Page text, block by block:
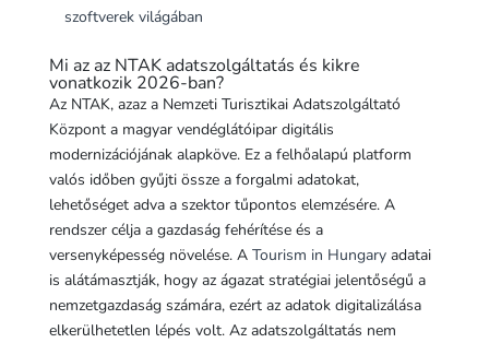
szoftverek világában
Mi az az NTAK adatszolgáltatás és kikre
vonatkozik 2026-ban?
Az NTAK, azaz a Nemzeti Turisztikai Adatszolgáltató
Központ a magyar vendéglátóipar digitális
modernizációjának alapköve. Ez a felhőalapú platform
valós időben gyűjti össze a forgalmi adatokat,
lehetőséget adva a szektor tűpontos elemzésére. A
rendszer célja a gazdaság fehérítése és a
versenyképesség növelése. A Tourism in Hungaryadatai
is alátámasztják, hogy az ágazat stratégiai jelentőségű a
nemzetgazdaság számára, ezért az adatok digitalizálása
elkerülhetetlen lépés volt. Az adatszolgáltatás nem